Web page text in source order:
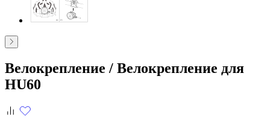
Велокрепление / Велокрепление для
HU60